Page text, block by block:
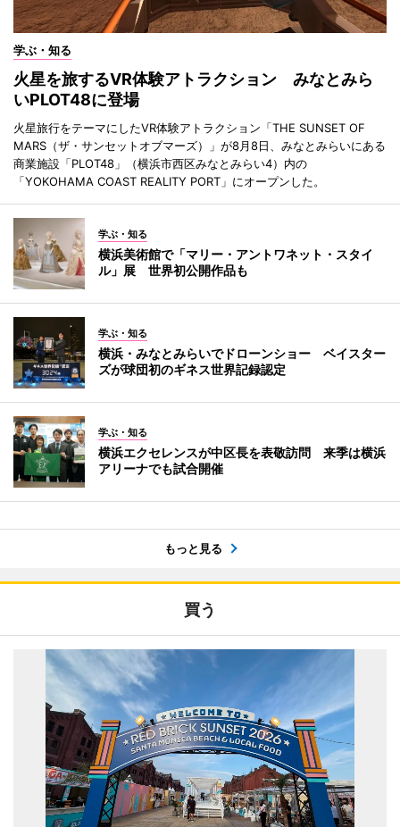
学ぶ・知る
火星を旅するVR体験アトラクション みなとみら
いPLOT48に登場
火星旅行をテーマにしたVR体験アトラクション「THE SUNSET OF
MARS（ザ・サンセットオブマーズ）」が8月8日、みなとみらいにある
商業施設「PLOT48」（横浜市西区みなとみらい4）内の
「YOKOHAMA COAST REALITY PORT」にオープンした。
学ぶ・知る
横浜美術館で「マリー・アントワネット・スタイ
ル」展 世界初公開作品も
学ぶ・知る
横浜・みなとみらいでドローンショー ベイスター
ズが球団初のギネス世界記録認定
学ぶ・知る
横浜エクセレンスが中区長を表敬訪問 来季は横浜
アリーナでも試合開催
もっと見る
買う